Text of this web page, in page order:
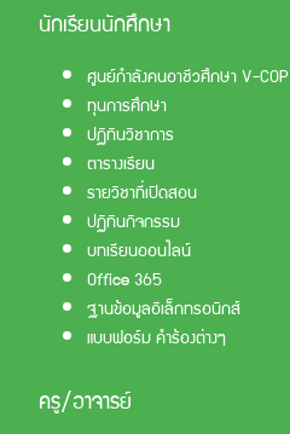
นักเรียนนักศึกษา
ศูนย์กำลังคนอาชีวศึกษา V-COP
ทุนการศึกษา
ปฏิทินวิชาการ
ตารางเรียน
รายวิชาที่เปิดสอน
ปฏิทินกิจกรรม
บทเรียนออนไลน์
Office 365
ฐานข้อมูลอิเล็กทรอนิกส์
แบบฟอร์ม คำร้องต่างๆ
ครู/อาจารย์